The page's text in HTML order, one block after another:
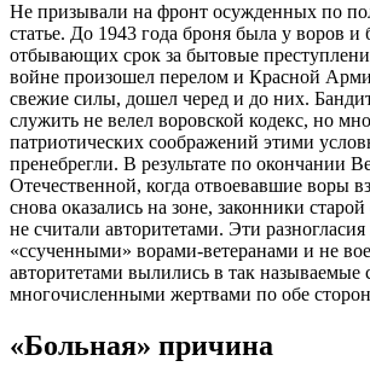
Не призывали на фронт осужденных по
статье. До 1943 года броня была у воров и
отбывающих срок за бытовые
войне произошел перелом и Красной
свежие силы, дошел черед и до них.
служить не велел воровской кодекс, но
патриотических соображений этими
пренебрегли. В результате по окончании
Отечественной, когда отвоевавшие воры
снова оказались на зоне, законники
не считали авторитетами. Эти
«ссученными» ворами-ветеранами и не
авторитетами вылились в так называемые
многочисленными жертвами по обе
«Больная» причина